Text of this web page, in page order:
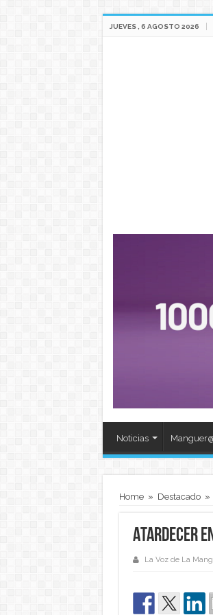
JUEVES , 6 AGOSTO 2026
Noticias
Home » Destacado »
Atardecer
La Voz de La